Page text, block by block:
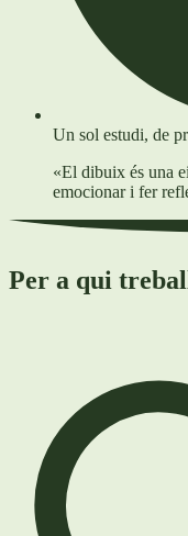
Un sol estudi, de
«El dibuix és una
emocionar i fer
Per a qui